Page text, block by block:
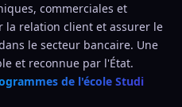
commerciales et
la relation client et assurer le
le secteur bancaire. Une
et reconnue par l'État.
de l'école Studi